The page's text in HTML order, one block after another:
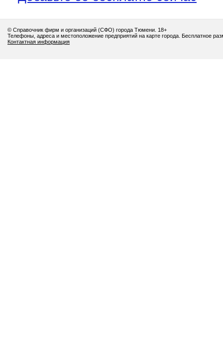
© Справочник фирм и организаций (СФО) города Тюмени. 18+
Телефоны, адреса и местоположение предприятий на карте города. Бесплатное
Контактная информация